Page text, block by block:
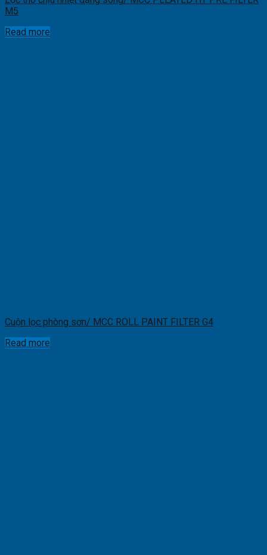
M5
Read more
Cuộn lọc phòng sơn/ MCC ROLL PAINT FILTER G4
Read more